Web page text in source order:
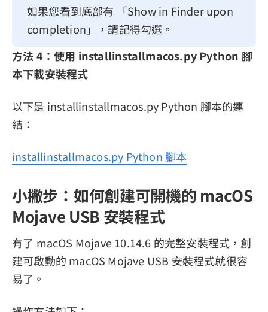
如果您看到底部有 「Show in Finder upon
completion」，請記得勾選。
方法 4：使用 installinstallmacos.py Python 腳
本下載安裝程式
以下是 installinstallmacos.py Python 腳本的連
結：
installinstallmacos.py Python 腳本
小撇步：如何創建可開機的 macOS
Mojave USB 安裝程式
有了 macOS Mojave 10.14.6 的完整安裝程式，創
建可啟動的 macOS Mojave USB 安裝程式就很容
易了。